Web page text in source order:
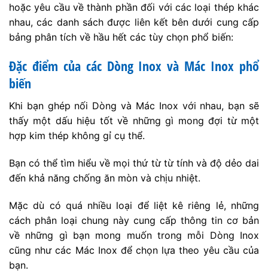
hoặc yêu cầu về thành phần đối với các loại thép khác
nhau, các danh sách được liên kết bên dưới cung cấp
bảng phân tích về hầu hết các tùy chọn phổ biến:
Đặc điểm của các Dòng Inox và Mác Inox phổ
biến
Khi bạn ghép nối Dòng và Mác Inox với nhau, bạn sẽ
thấy một dấu hiệu tốt về những gì mong đợi từ một
hợp kim thép không gỉ cụ thể.
Bạn có thể tìm hiểu về mọi thứ từ từ tính và độ dẻo dai
đến khả năng chống ăn mòn và chịu nhiệt.
Mặc dù có quá nhiều loại để liệt kê riêng lẻ, những
cách phân loại chung này cung cấp thông tin cơ bản
về những gì bạn mong muốn trong mỗi Dòng Inox
cũng như các Mác Inox để chọn lựa theo yêu cầu của
bạn.